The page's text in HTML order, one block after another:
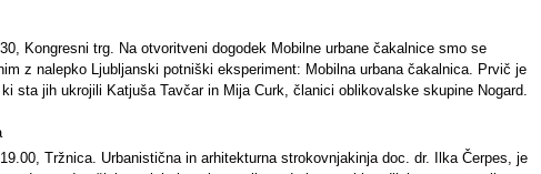
Kongresni trg. Na otvoritveni dogodek Mobilne urbane čakalnice smo se
z nalepko Ljubljanski potniški eksperiment: Mobilna urbana čakalnica. Prvič je
sta jih ukrojili Katjuša Tavčar in Mija Curk, članici oblikovalske skupine Nogard.
Tržnica. Urbanistična in arhitekturna strokovnjakinja doc. dr. Ilka Čerpes, je